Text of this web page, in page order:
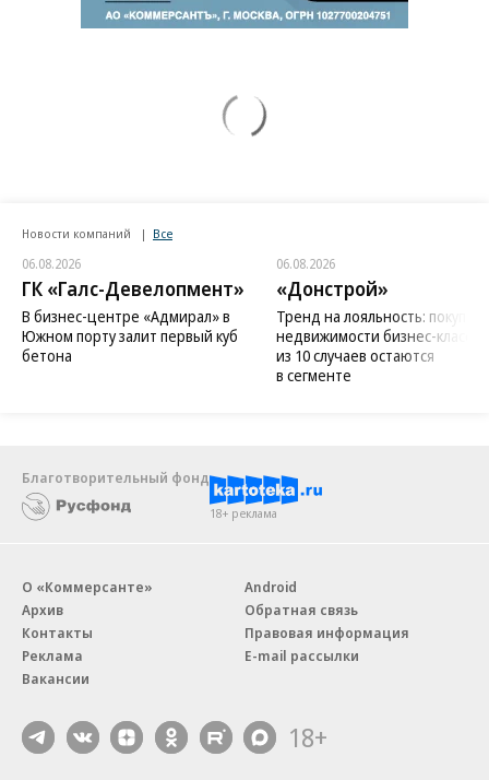
Новости компаний Все
06.08.2026
ГК «Галс-Девелопмент»
В бизнес-центре «Адмирал» в
Южном порту залит первый куб
бетона
06.08.2026
«Донстрой»
Тренд на лояльность:
недвижимости бизнес-класса
из 10 случаев остаются
в сегменте
Благотворительный фонд
18+ реклама
О «Коммерсанте»
Архив
Контакты
Реклама
Вакансии
Android
Обратная связь
Правовая информация
E-mail рассылки
18+